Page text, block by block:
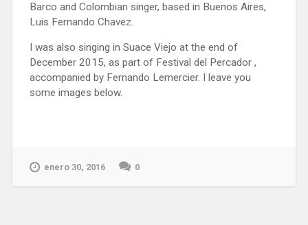
Barco and Colombian singer, based in Buenos Aires,
Luis Fernando Chavez.
I was also singing in Suace Viejo at the end of
December 2015, as part of Festival del Percador ,
accompanied by Fernando Lemercier. I leave you
some images below.
enero 30, 2016 0